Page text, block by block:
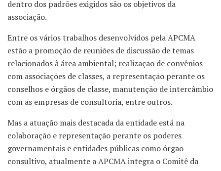
dentro dos padrões exigidos são os objetivos da
associação.
Entre os vários trabalhos desenvolvidos pela APCMA
estão a promoção de reuniões de discussão de temas
relacionados à área ambiental; realização de convênios
com associações de classes, a representação perante os
conselhos e órgãos de classe, manutenção de intercâmbio
com as empresas de consultoria, entre outros.
Mas a atuação mais destacada da entidade está na
colaboração e representação perante os poderes
governamentais e entidades públicas como órgão
consultivo, atualmente a APCMA integra o Comitê da